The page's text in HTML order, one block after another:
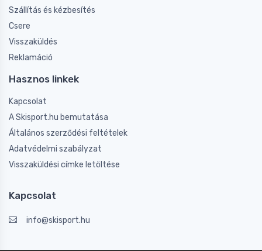
Szállítás és kézbesítés
Csere
Visszaküldés
Reklamáció
Hasznos linkek
Kapcsolat
A Skisport.hu bemutatása
Általános szerződési feltételek
Adatvédelmi szabályzat
Visszaküldési címke letöltése
Kapcsolat
info@skisport.hu